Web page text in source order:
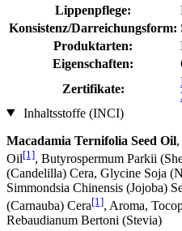
Lippenpflege:
Konsistenz/Darreichungsform:
Produktarten:
Eigenschaften:
Zertifikate:
Inhaltsstoffe (INCI)
Macadamia Ternifolia Seed Oil
Oil[1], Butyrospermum Parkii
(Candelilla) Cera, Glycine Soja
Simmondsia Chinensis (Jojoba)
(Carnauba) Cera[1], Aroma,
Rebaudianum Bertoni (Stevia)